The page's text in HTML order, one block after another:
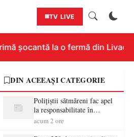
TV LIVE
șocantă la o fermă din
DIN ACEEAȘI CATEGORIE
Polițiștii sătmăreni fac apel
la responsabilitate în
trafic…
acum 2 ore